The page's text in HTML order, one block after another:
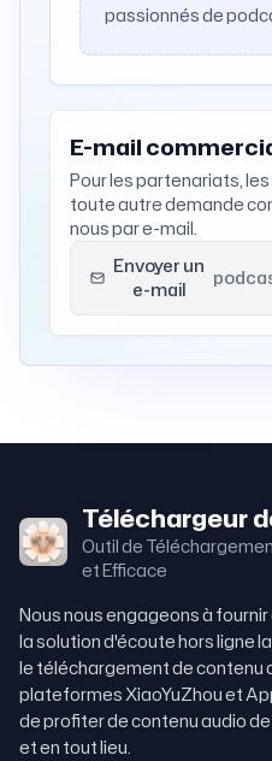
passionnés de
E-mail
Pour les partenariats,
toute autre demande
nous par e-mail.
Envoyer un
e-mail
Téléchargeur
Outil de
et Efficace
Nous nous engageons à
la solution d'écoute hors ligne
le téléchargement de contenu
plateformes XiaoYuZhou et
de profiter de contenu audio
et en tout lieu.